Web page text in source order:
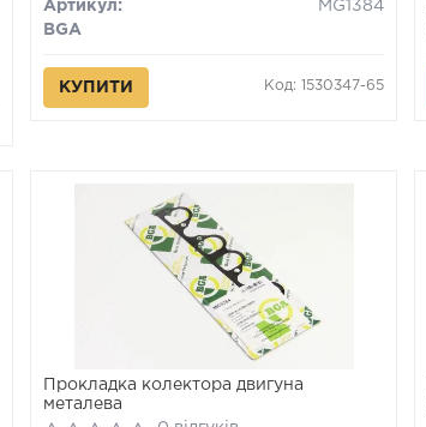
Артикул:
MG1384
BGA
КУПИТИ Код: 1530347-65
Прокладка колектора двигуна
металева